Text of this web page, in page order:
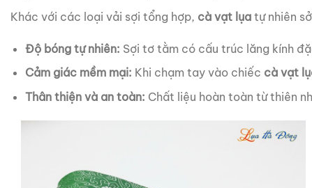
Khác với các loại vải sợi tổng hợp, cà vạt lụa tự nhiên
Độ bóng tự nhiên: Sợi tơ tằm có cấu trúc lăng kính
Cảm giác mềm mại: Khi chạm tay vào chiếc cà vạt
Thân thiện và an toàn: Chất liệu hoàn toàn từ thiên